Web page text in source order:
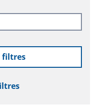
filtres